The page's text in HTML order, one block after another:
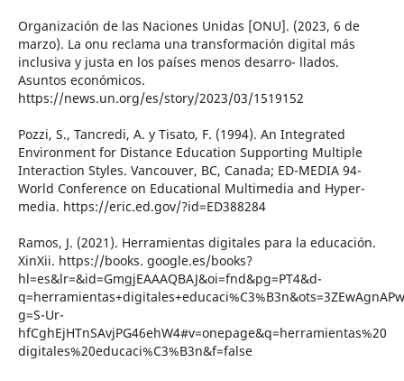
Organización de las Naciones Unidas [ONU]. (2023, 6 de
marzo). La onu reclama una transformación digital más
inclusiva y justa en los países menos desarro- llados.
Asuntos económicos.
https://news.un.org/es/story/2023/03/1519152
Pozzi, S., Tancredi, A. y Tisato, F. (1994). An Integrated
Environment for Distance Education Supporting Multiple
Interaction Styles. Vancouver, BC, Canada; ED-MEDIA 94-
World Conference on Educational Multimedia and Hyper-
media. https://eric.ed.gov/?id=ED388284
Ramos, J. (2021). Herramientas digitales para la educación.
XinXii. https://books. google.es/books?
hl=es&lr=&id=GmgjEAAAQBAJ&oi=fnd&pg=PT4&d-
g=S-Ur-
hfCghEjHTnSAvjPG46ehW4#v=onepage&q=herramientas%20
digitales%20educaci%C3%B3n&f=false